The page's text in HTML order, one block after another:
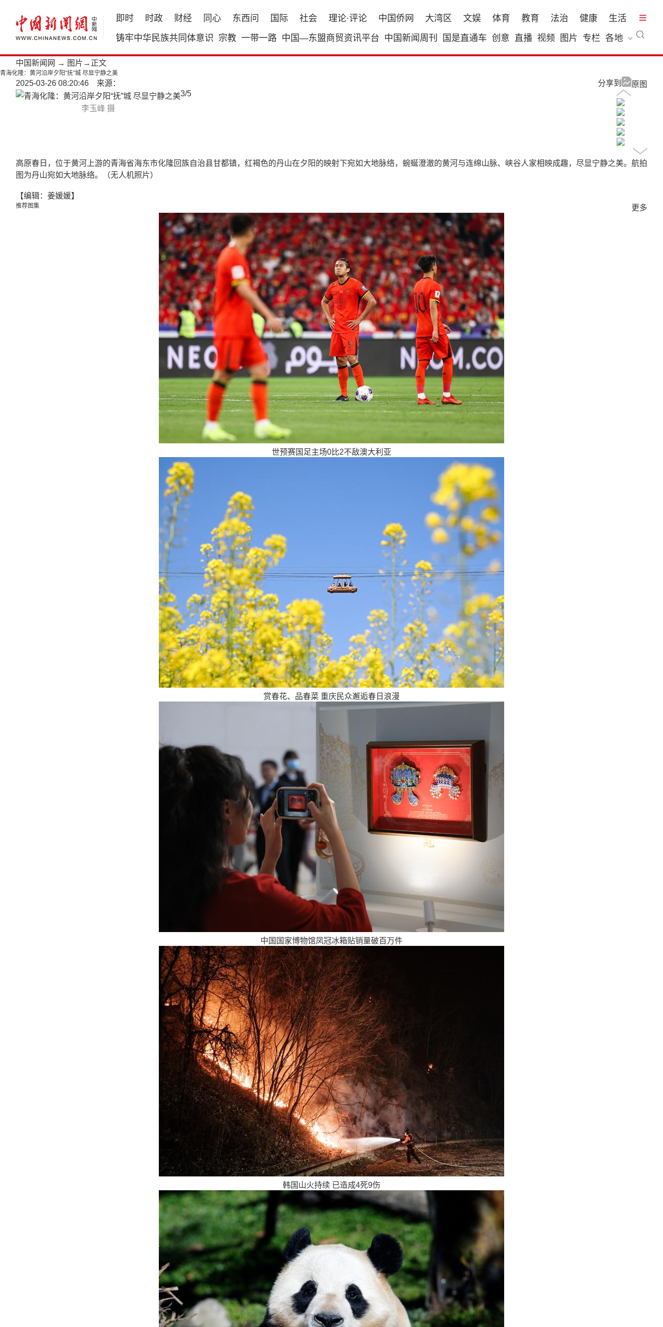
即时 时政 财经 同心 东西问 国际 社会 理论·评论 中国侨网 大湾区 文娱 体育 教育 法治 健康
生活
铸牢中华民族共同体意识 宗教 一带一路 中国—东盟商贸资讯平台 中国新闻周刊 国是直通车 创意 直播 视频 图片 专栏 各地
中国新闻网 → 图片 →正文
青海化隆：黄河沿岸夕阳“抚”城 尽显宁静之美
2025-03-26 08:20:46 来源： 原图
分享到
李玉峰 摄
3/5
高原春日，位于黄河上游的青海省海东市化隆回族自治县甘都镇，红褐色的丹山在夕阳的映射下宛如大地脉络，蜿蜒澄澈的黄河与连绵山脉、峡谷人家相映成趣，尽显宁静之美。航拍
图为丹山宛如大地脉络。（无人机照片）
【编辑：姜媛媛】
推荐图集 更多
世预赛国足主场0比2不敌澳大利亚
赏春花、品春菜 重庆民众邂逅春日浪漫
中国国家博物馆凤冠冰箱贴销量破百万件
韩国山火持续 已造成4死9伤